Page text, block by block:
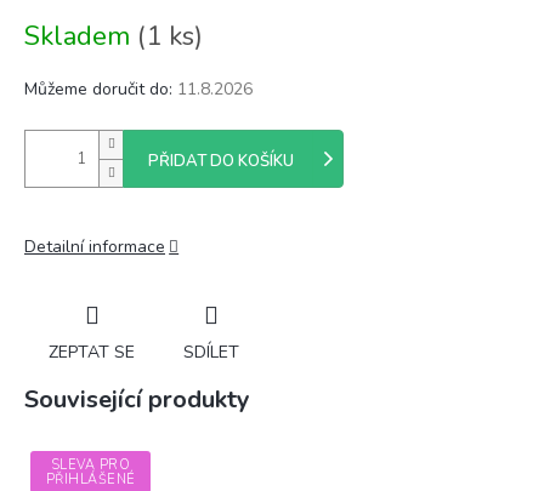
cena:
Skladem (1 ks)
Můžeme doručit do: 11.8.2026
PŘIDAT DO KOŠÍKU
Detailní informace
ZEPTAT SE SDÍLET
Související produkty
SLEVA PRO
PŘIHLÁŠENÉ